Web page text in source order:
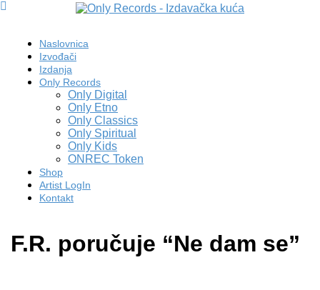
Naslovnica
Izvođači
Izdanja
Only Records
Only Digital
Only Etno
Only Classics
Only Spiritual
Only Kids
ONREC Token
Shop
Artist LogIn
Kontakt
F.R. poručuje “Ne dam se”